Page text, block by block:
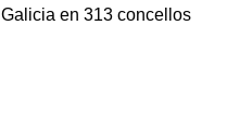
Galicia en 313 concellos